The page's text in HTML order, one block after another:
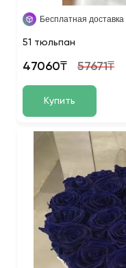
Бесплатная доставка
51 тюльпан
47060₸ 57671₸
Купить